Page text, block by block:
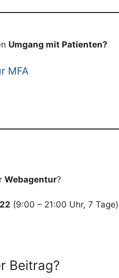
Umgang mit Patienten?
MFA
Webagentur?
(9:00 – 21:00 Uhr, 7 Tage)
Beitrag?